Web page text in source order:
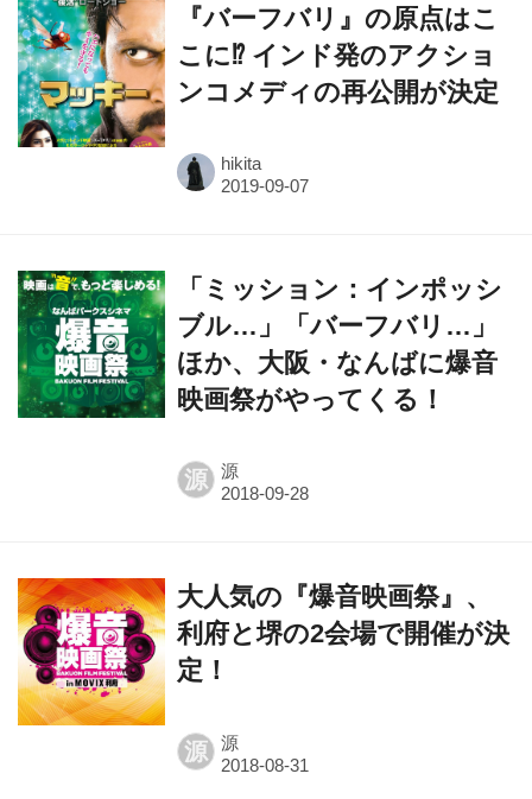
『バーフバリ』の原点はこ
こに⁉ インド発のアクショ
ンコメディの再公開が決定
hikita
「ミッション：インポッシ
ブル…」「バーフバリ…」
ほか、大阪・なんばに爆音
映画祭がやってくる！
源 源
大人気の『爆音映画祭』、
利府と堺の2会場で開催が決
定！
源 源